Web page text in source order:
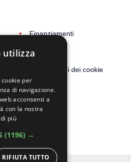
Finanziamenti
Contatti
Impostazioni dei cookie
design.it
utilizza
per
di navigazione.
acconsenti a
con la nostra
più
(1196) →
RIFIUTA TUTTO